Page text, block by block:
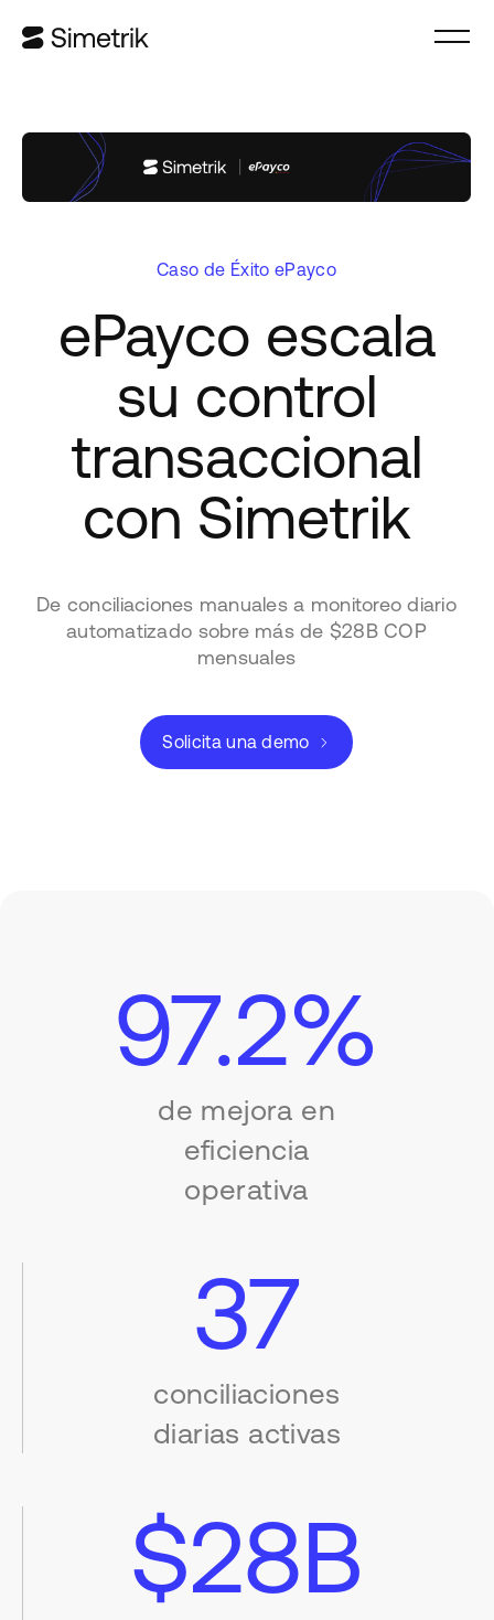
Caso de Éxito ePayco
ePayco escala
su control
transaccional
con Simetrik
De conciliaciones manuales a monitoreo diario
automatizado sobre más de $28B COP
mensuales
Solicita una demo
97.2%
de mejora en
eficiencia
operativa
37
conciliaciones
diarias activas
$28B